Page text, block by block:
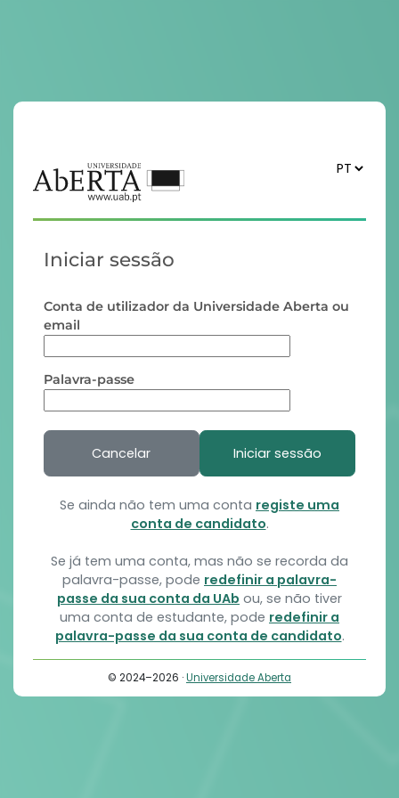
Iniciar sessão
Conta de utilizador da Universidade Aberta ou
email
Palavra-passe
Cancelar Iniciar sessão
Se ainda não tem uma conta registe uma
conta de candidato.
Se já tem uma conta, mas não se recorda da
palavra-passe, pode redefinir a palavra-
passe da sua conta da UAb ou, se não tiver
uma conta de estudante, pode redefinir a
palavra-passe da sua conta de candidato.
© 2024–2026 ·Universidade Aberta